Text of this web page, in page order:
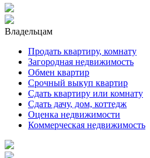
Владельцам
Продать квартиру, комнату
Загородная недвижимость
Обмен квартир
Срочный выкуп квартир
Сдать квартиру или комнату
Сдать дачу, дом, коттедж
Оценка недвижимости
Коммерческая недвижимость